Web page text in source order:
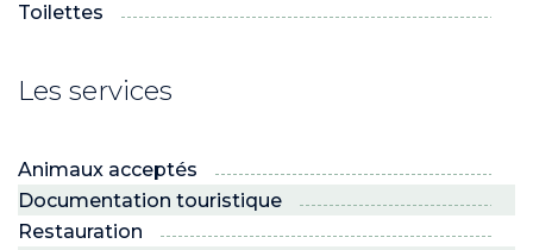
Toilettes
Les services
Animaux acceptés
Documentation touristique
Restauration